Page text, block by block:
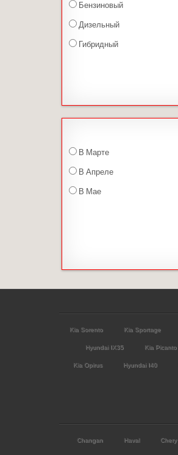
Бензиновый
Дизельный
Гибридный
В Марте
В Апреле
В Мае
Kia Sorento Kia Sportage
Hyundai IX35 Kia Picanto
Kia Opirus Hyundai I40
Changan Haval Chery